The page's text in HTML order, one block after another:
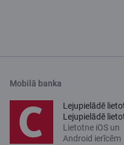
Mobilā banka
Lejupielādē
Lejupielādē
Lietotne iOS un
Android ierīcēm